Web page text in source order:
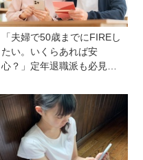
「夫婦で50歳までにFIREし
たい。いくらあれば安
心？」定年退職派も必見！
ロが解説【連載第13回】